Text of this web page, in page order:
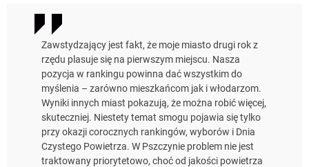
Zawstydzający jest fakt, że moje miasto drugi rok z
rzędu plasuje się na pierwszym miejscu. Nasza
pozycja w rankingu powinna dać wszystkim do
myślenia – zarówno mieszkańcom jak i włodarzom.
Wyniki innych miast pokazują, że można robić więcej,
skuteczniej. Niestety temat smogu pojawia się tylko
przy okazji corocznych rankingów, wyborów i Dnia
Czystego Powietrza. W Pszczynie problem nie jest
traktowany priorytetowo, choć od jakości powietrza